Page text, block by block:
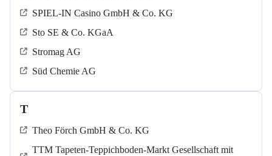
SPIEL-IN Casino GmbH & Co. KG
Sto SE & Co. KGaA
Stromag AG
Süd Chemie AG
T
Theo Förch GmbH & Co. KG
TTM Tapeten-Teppichboden-Markt Gesellschaft mit